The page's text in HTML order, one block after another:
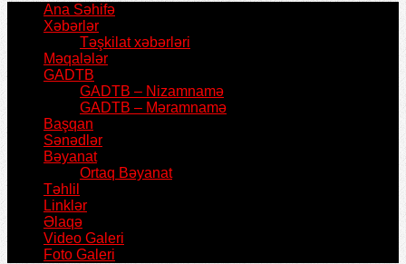
Ana Səhifə
Xəbərlər
Təşkilat xəbərləri
Məqalələr
GADTB
GADTB – Nizamnamə
GADTB – Məramnamə
Başqan
Sənədlər
Bəyanat
Ortaq Bəyanat
Təhlil
Linklər
Əlaqə
Video Galeri
Foto Galeri